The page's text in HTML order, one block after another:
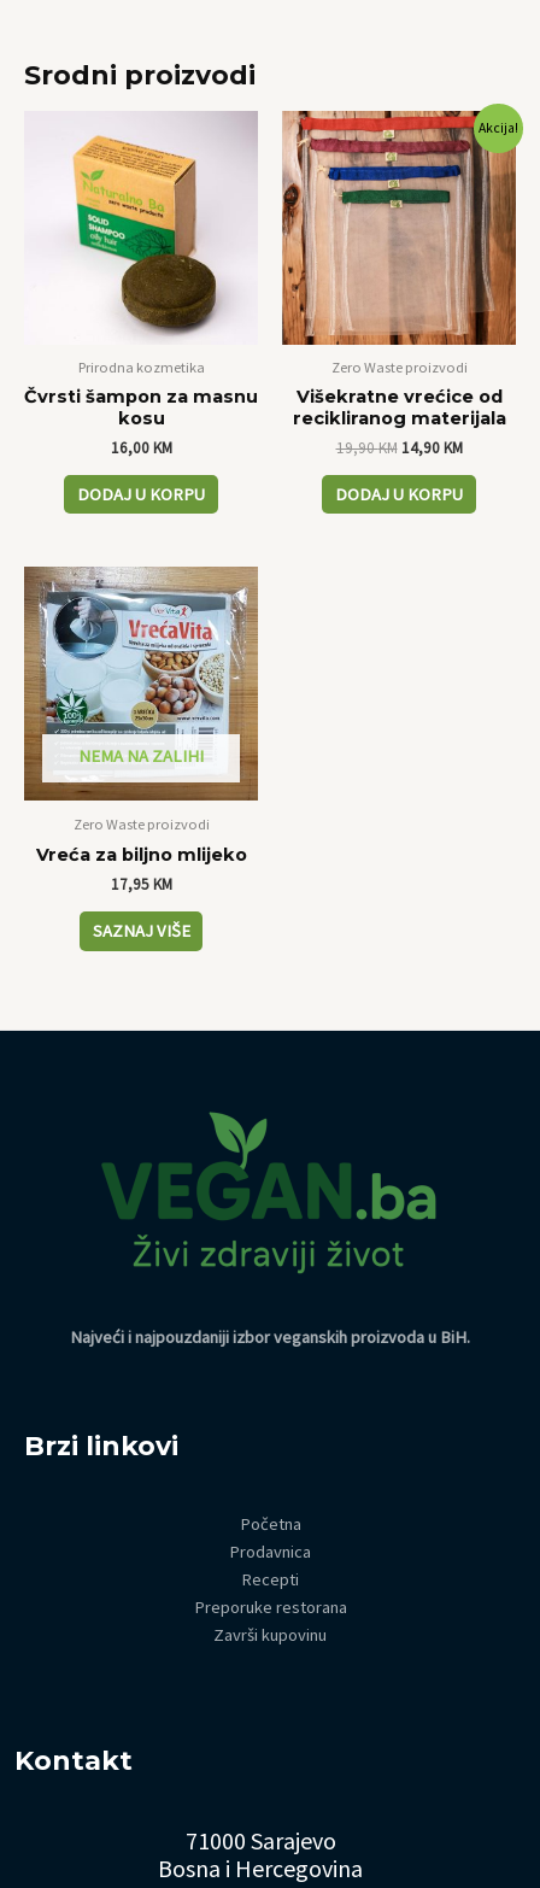
Srodni proizvodi
Prirodna kozmetika
Čvrsti šampon za masnu
kosu
16,00KM
DODAJ U KORPU
Akcija!
Zero Waste proizvodi
Višekratne vrećice od
recikliranog materijala
19,90KM
Original
price
was:
19,90 KM.
14,90KM
Current
price
is:
14,90 KM.
DODAJ U KORPU
NEMA NA ZALIHI
Zero Waste proizvodi
Vreća za biljno mlijeko
17,95KM
SAZNAJ VIŠE
Najveći i najpouzdaniji izbor veganskih proizvoda u BiH.
Brzi linkovi
Početna
Prodavnica
Recepti
Preporuke restorana
Završi kupovinu
Kontakt
71000 Sarajevo
Bosna i Hercegovina